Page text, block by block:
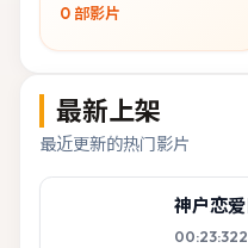
0 部影片
最新上架
最近更新的热门影片
神户恋
00:23:32